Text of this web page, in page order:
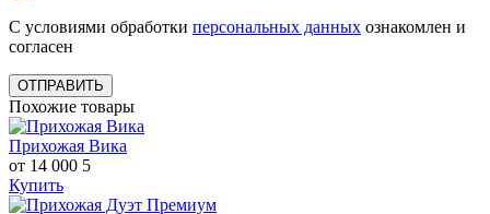
С условиями обработки персональных данных ознакомлен и
согласен
ОТПРАВИТЬ
Похожие товары
Прихожая Вика
от 14 000 5
Купить